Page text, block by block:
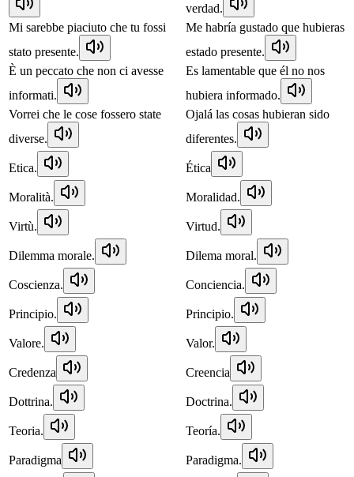
verdad.
Mi sarebbe piaciuto che tu fossi
stato presente.
Me habría gustado que hubieras
estado presente.
È un peccato che non ci avesse
informati.
Es lamentable que él no nos
hubiera informado.
Vorrei che le cose fossero state
diverse.
Ojalá las cosas hubieran sido
diferentes.
Etica. Ética
Moralità. Moralidad.
Virtù. Virtud.
Dilemma morale. Dilema moral.
Coscienza. Conciencia.
Principio. Principio.
Valore. Valor.
Credenza Creencia
Dottrina. Doctrina.
Teoria. Teoría.
Paradigma Paradigma.